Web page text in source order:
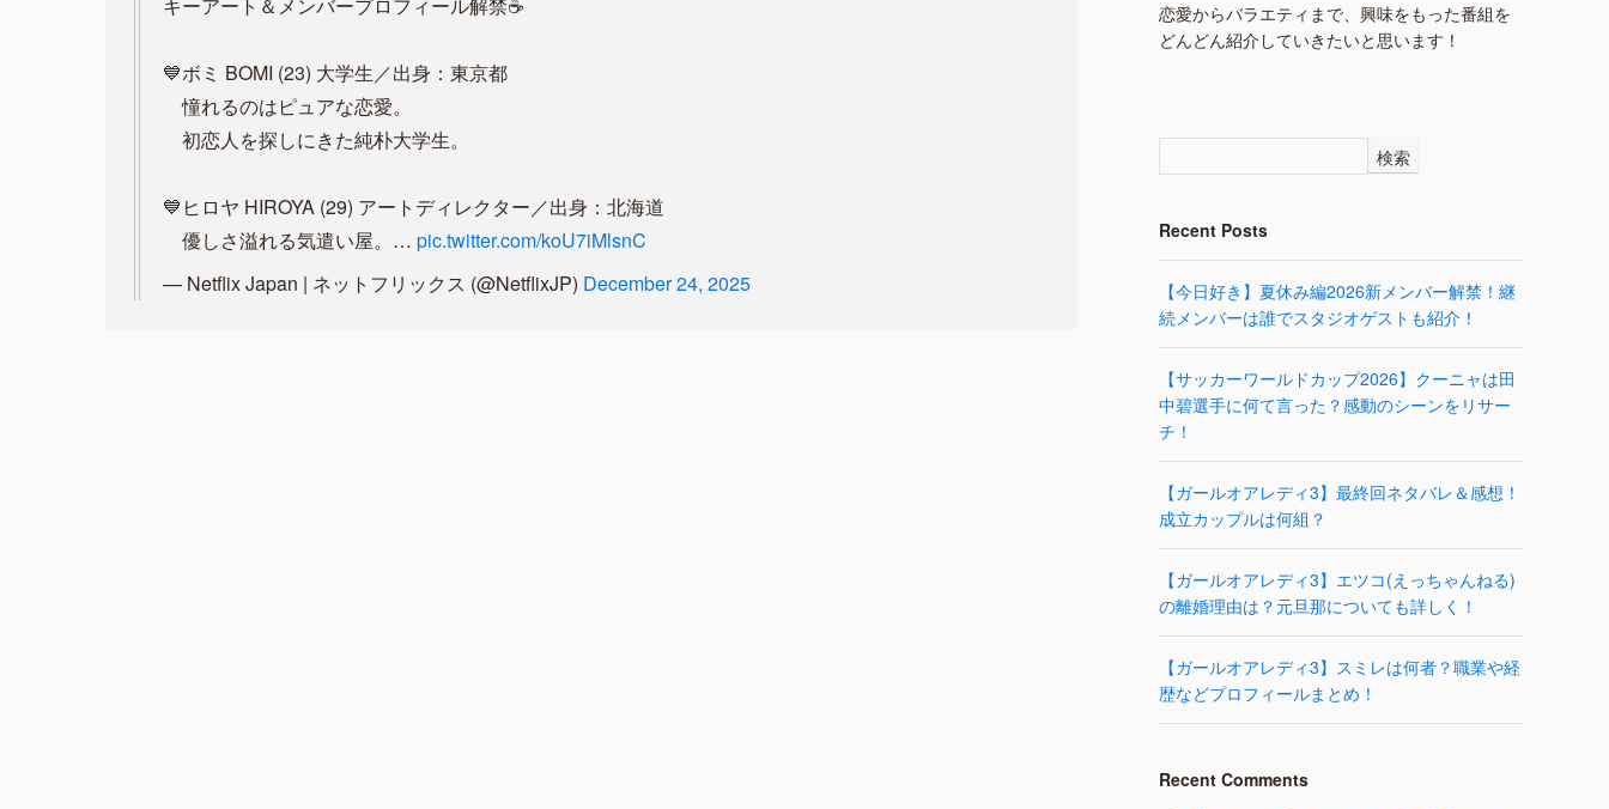
キーアート＆メンバープロフィール解禁☕️
💙ボミ BOMI (23) 大学生／出身：東京都
憧れるのはピュアな恋愛。
初恋人を探しにきた純朴大学生。
💙ヒロヤ HIROYA (29) アートディレクター／出身：北海道
優しさ溢れる気遣い屋。… pic.twitter.com/koU7iMlsnC
— Netflix Japan | ネットフリックス (@NetflixJP) December 24, 2025
恋愛からバラエティまで、興味をもった番組を
どんどん紹介していきたいと思います！
検索
Recent Posts
【今日好き】夏休み編2026新メンバー解禁！継
続メンバーは誰でスタジオゲストも紹介！
【サッカーワールドカップ2026】クーニャは田
中碧選手に何て言った？感動のシーンをリサー
チ！
【ガールオアレディ3】最終回ネタバレ＆感想！
成立カップルは何組？
【ガールオアレディ3】エツコ(えっちゃんねる)
の離婚理由は？元旦那についても詳しく！
【ガールオアレディ3】スミレは何者？職業や経
歴などプロフィールまとめ！
Recent Comments